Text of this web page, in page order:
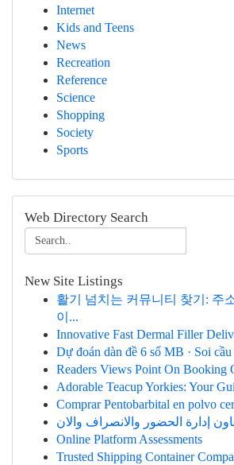
Internet
Kids and Teens
News
Recreation
Reference
Science
Shopping
Society
Sports
Web Directory Search
New Site Listings
활기 넘치는 커뮤니티 찾기: 주
이...
Innovative Fast Dermal Filler
Dự đoán dàn đề 6 số MB · Soi cầu
Readers Views Point On Booking
Adorable Teacup Yorkies: Your
Comprar Pentobarbital en polvo
Online Platform Assessments
Trusted Shipping Container